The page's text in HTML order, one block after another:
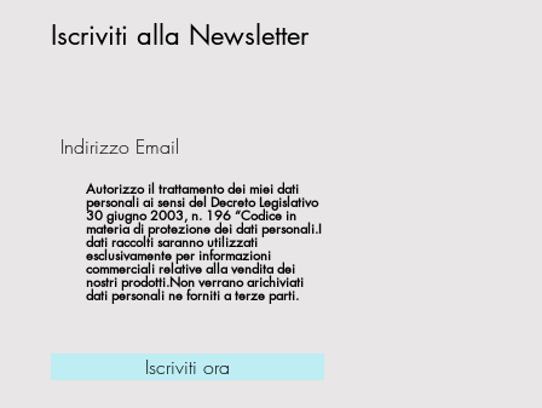
Iscriviti alla Newsletter
Autorizzo il trattamento dei miei dati
personali ai sensi del Decreto Legislativo
30 giugno 2003, n. 196 “Codice in
materia di protezione dei dati personali.I
dati raccolti saranno utilizzati
esclusivamente per informazioni
commerciali relative alla vendita dei
nostri prodotti.Non verrano arichiviati
dati personali ne forniti a terze parti.
Iscriviti ora